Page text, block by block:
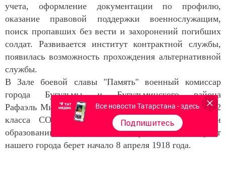
учета, оформление документации по профилю,
оказание правовой поддержки военнослужащим,
поиск пропавших без вести и захоронений погибших
солдат. Развивается институт контрактной службы,
появилась возможность прохождения альтернативной
службы.
В Зале боевой славы "Память" военный комиссар
города Бугульмы и Бугульминского района
Рафаэль Миннетдинов провел встречу с учениками 2
класса СОШ №3. Ребята узнали о работе и
образовании военного комиссариата. Комиссариат
нашего города берет начало 8 апреля 1918 года.
Все новости Татарстана - здесь
Подпишитесь